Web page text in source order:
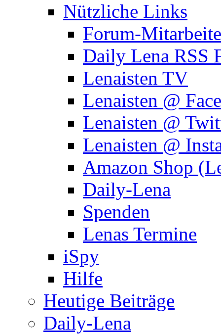
Nützliche Links
Forum-
Daily Lena RSS
Lenaisten TV
Lenaisten @
Lenaisten @
Lenaisten @
Amazon Shop
Daily-Lena
Spenden
Lenas Termine
iSpy
Hilfe
Heutige Beiträge
Daily-Lena